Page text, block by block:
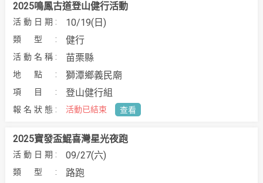
10/19(日)
健行
苗栗縣
2025鳴鳳古道登山健行活動
獅潭鄉義民廟
登山健行組
活動已結束 查看
09/27(六)
路跑
2025寶發盃鯤喜灣星光夜跑